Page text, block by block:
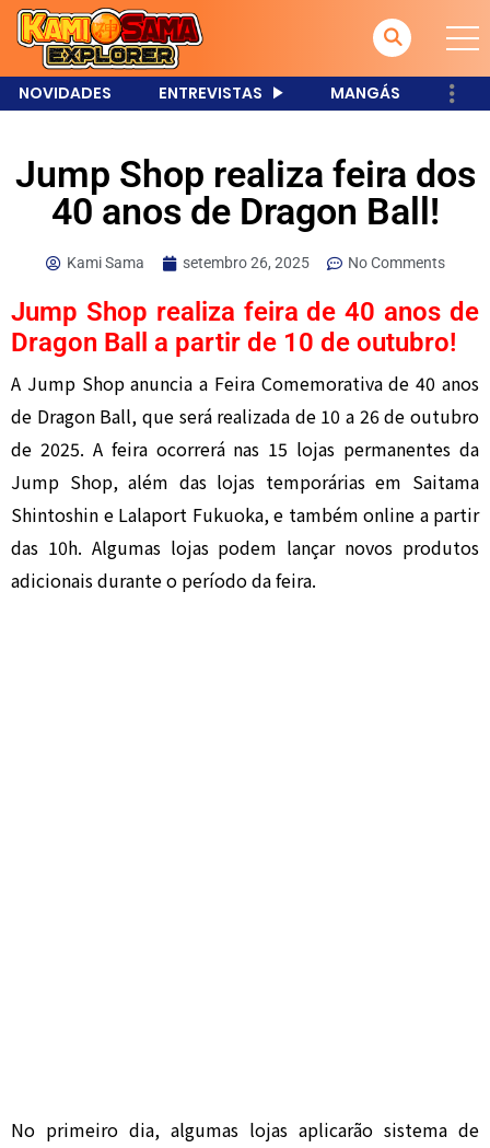
NOVIDADES ENTREVISTAS MANGÁS
Jump Shop realiza feira dos
40 anos de Dragon Ball!
Kami Sama setembro 26, 2025 No Comments
Jump Shop realiza feira de 40 anos de
Dragon Ball a partir de 10 de outubro!
A Jump Shop anuncia a Feira Comemorativa de 40 anos
de Dragon Ball, que será realizada de 10 a 26 de outubro
de 2025. A feira ocorrerá nas 15 lojas permanentes da
Jump Shop, além das lojas temporárias em Saitama
Shintoshin e Lalaport Fukuoka, e também online a partir
das 10h. Algumas lojas podem lançar novos produtos
adicionais durante o período da feira.
No primeiro dia, algumas lojas aplicarão sistema de